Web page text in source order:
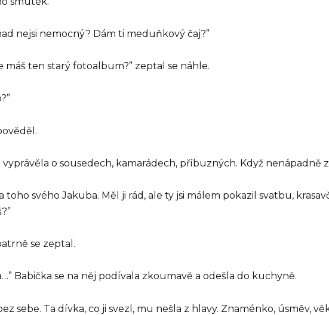
nejsi nemocný? Dám ti meduňkový čaj?”
máš ten starý fotoalbum?” zeptal se náhle.
vyprávěla o sousedech, kamarádech, příbuzných. Když nenápadně
toho svého Jakuba. Měl ji rád, ale ty jsi málem pokazil svatbu,
se zeptal.
Babička se na něj podívala zkoumavě a odešla do kuchyně.
sebe. Ta dívka, co ji svezl, mu nešla z hlavy. Znaménko, úsměv,